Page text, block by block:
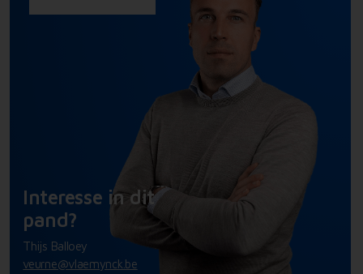
Interesse in dit
pand?
Thijs Balloey
veurne@vlaemynck.be